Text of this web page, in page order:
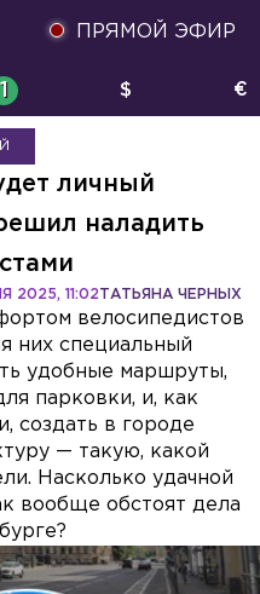
ПРЯМОЙ ЭФИР
1 $ €
личный
наладить
ТАТЬЯНА ЧЕРНЫХ
2025, 11:02
велосипедистов
них специальный
удобные маршруты,
парковки, и, как
создать в городе
— такую, какой
Насколько удачной
вообще обстоят дела